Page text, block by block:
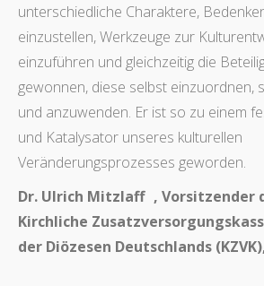
unterschiedliche Charaktere,
einzustellen, Werkzeuge zur
einzuführen und gleichzeitig die
gewonnen, diese selbst einzuordnen,
und anzuwenden. Er ist so zu einem
und Katalysator unseres kulturellen
Veränderungsprozesses geworden.
Dr. Ulrich Mitzlaff , Vorsitzender
Kirchliche
der Diözesen Deutschlands